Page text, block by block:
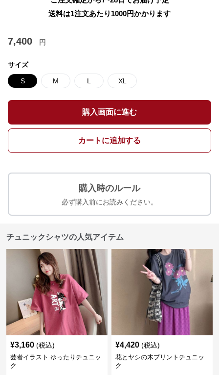
送料は1注文あたり 1000円かかります
7,400 円
サイズ
S M L XL
購入画面に進む
カートに追加する
購入時のルール
必ず購入前にお読みください。
チュニックシャツの人気アイテム
¥3,160 (税込)
芸者イラスト ゆったりチュニッ
ク
¥4,420 (税込)
花とヤシの木プリントチュニッ
ク